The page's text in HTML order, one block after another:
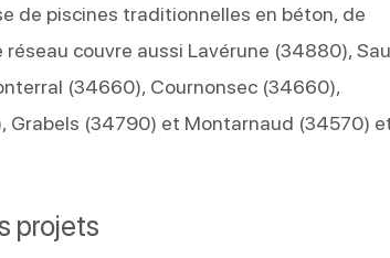
de piscines traditionnelles en béton, de
couvre aussi Lavérune (34880),
(34660), Cournonsec (34660),
Grabels (34790) et Montarnaud (34570)
projets